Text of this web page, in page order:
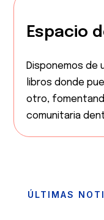
Espacio
Disponemos de
libros donde
otro,
comunitaria
ÚLTIMAS